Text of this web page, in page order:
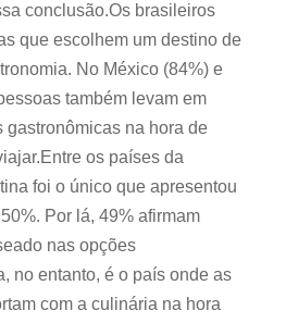
conclusão.Os brasileiros
que escolhem um destino de
No México (84%) e
também levam em
na hora de
os países da
foi o único que apresentou
Por lá, 49% afirmam
nas opções
no entanto, é o país onde as
com a culinária na hora